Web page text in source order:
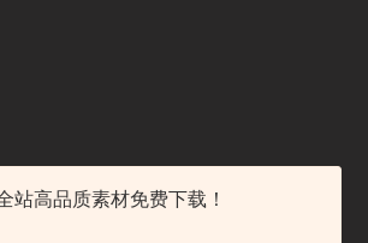
板下载，分享优秀的设计。素材包含了APP设计、
站高品质素材免费下载！